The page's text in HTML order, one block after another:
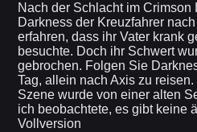
Nach der Schlacht im
Darkness der Kreuzfahrer
erfahren, dass ihr Vater krank
besuchte. Doch ihr Schwert
gebrochen. Folgen Sie
Tag, allein nach Axis zu
Szene wurde von einer alten
ich beobachtete, es gibt keine
Vollversion